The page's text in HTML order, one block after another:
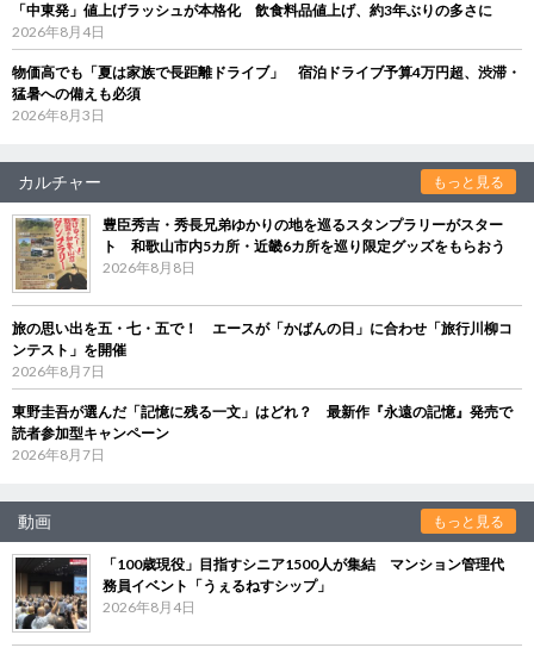
「中東発」値上げラッシュが本格化 飲食料品値上げ、約3年ぶりの多さに
2026年8月4日
物価高でも「夏は家族で長距離ドライブ」 宿泊ドライブ予算4万円超、渋滞・
猛暑への備えも必須
2026年8月3日
カルチャー もっと見る
豊臣秀吉・秀長兄弟ゆかりの地を巡るスタンプラリーがスター
ト 和歌山市内5カ所・近畿6カ所を巡り限定グッズをもらおう
2026年8月8日
旅の思い出を五・七・五で！ エースが「かばんの日」に合わせ「旅行川柳コ
ンテスト」を開催
2026年8月7日
東野圭吾が選んだ「記憶に残る一文」はどれ？ 最新作『永遠の記憶』発売で
読者参加型キャンペーン
2026年8月7日
動画 もっと見る
「100歳現役」目指すシニア1500人が集結 マンション管理代
務員イベント「うぇるねすシップ」
2026年8月4日